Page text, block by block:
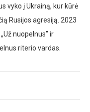
vyko į Ukrainą, kur kūrė
Rusijos agresiją. 2023
nuopelnus” ir
riterio vardas.